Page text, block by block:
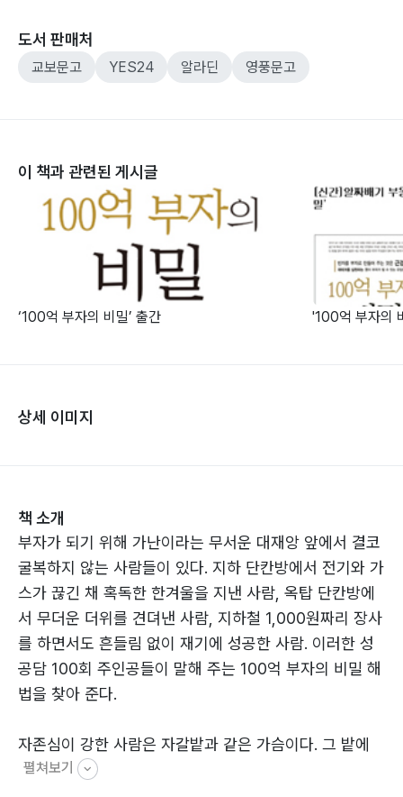
도서 판매처
교보문고 YES24 알라딘 영풍문고
이 책과 관련된 게시글
‘100억 부자의 비밀’ 출간
상세 이미지
책 소개
부자가 되기 위해 가난이라는 무서운 대재앙 앞에서 결코
굴복하지 않는 사람들이 있다. 지하 단칸방에서 전기와 가
스가 끊긴 채 혹독한 한겨울을 지낸 사람, 옥탑 단칸방에
서 무더운 더위를 견뎌낸 사람, 지하철 1,000원짜리 장사
를 하면서도 흔들림 없이 재기에 성공한 사람. 이러한 성
공담 100회 주인공들이 말해 주는 100억 부자의 비밀 해
법을 찾아 준다.
자존심이 강한 사람은 자갈밭과 같은 가슴이다. 그 밭에
곡식을 심으려고 쟁기를 대었다가
펼쳐보기